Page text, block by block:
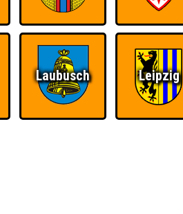
EVENTS HIGHSCORE
Laubusch Leipzig